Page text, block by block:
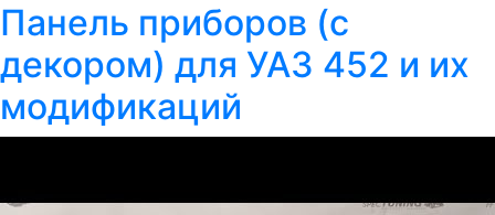
Панель приборов (с
декором) для УАЗ 452 и их
модификаций